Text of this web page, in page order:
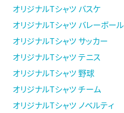
オリジナルTシャツ バスケ
オリジナルTシャツ バレーボール
オリジナルTシャツ サッカー
オリジナルTシャツ テニス
オリジナルTシャツ 野球
オリジナルTシャツ チーム
オリジナルTシャツ ノベルティ